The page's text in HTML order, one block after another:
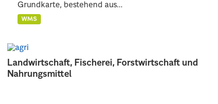
Landwirtschaft, Fischerei, Forstwirtschaft und
Nahrungsmittel
Grundkarte, bestehend aus...
WMS